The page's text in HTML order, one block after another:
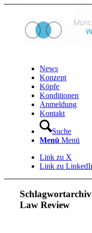
News
Konzept
Köpfe
Konditionen
Anmeldung
Kontakt
Suche
Menü Menü
Link zu X
Link zu
Law Review